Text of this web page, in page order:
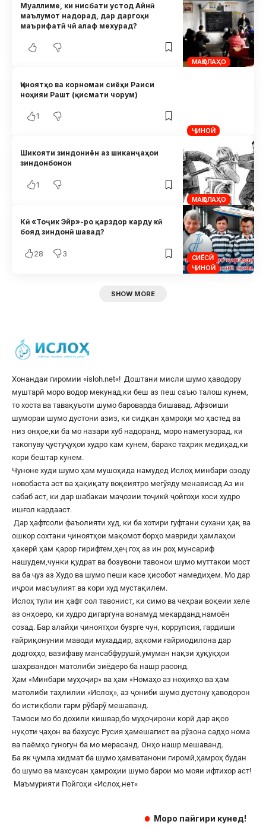
МАҚОЛАҲО
Муаллиме, ки нисбати устод Айнӣ
маълумот надорад, дар даргоҳи
маърифатӣ чӣ алаф мехурад?
ҶИНОӢ
Ҷиноятҳо ва корномаи сиёҳи Раиси
ноҳияи Рашт (қисмати чорум)
1
МАҚОЛАҲО
Шикояти зиндониён аз шиканҷаҳои
зиндонбонон
1
СИЁСӢ
ҶИНОӢ
Кӣ «Тоҷик Эйр»-ро қарздор карду кӣ
бояд зиндонӣ шавад?
28 3
SHOW MORE
Хонандаи гиромии «isloh.net«! Доштани мисли шумо ҳаводору
муштарӣ моро водор мекунад,ки беш аз пеш саъю талош кунем,
то хоста ва тавақуъоти шумо бароварда бишавад. Афзоиши
шумораи шумо дустони азиз, ки сидқан ҳамроҳи мо ҳастед ва
низ онҳое,ки ба мо назари хуб надоранд, моро намегузорад, ки
такопуву ҷустуҷуҳои худро кам кунем, баракс таҳрик медиҳад,ки
кори бештар кунем.
Чуноне худи шумо ҳам мушоҳида намудед Ислоҳ минбари озоду
новобаста аст ва ҳақиқату воқеиятро мегӯяду менависад.Аз ин
сабаб аст, ки дар шабакаи маҷозии тоҷикӣ ҷойгоҳи хоси худро
ишғол кардааст.
Дар ҳафтсоли фаъолияти худ, ки ба хотири гуфтани сухани ҳақ ва
ошкор сохтани ҷиноятҳои мақомот борҳо мавриди ҳамлаҳои
ҳакерӣ ҳам қарор гирифтем,ҳеҷ гоҳ аз ин роҳ мунсариф
нашудем,чунки қудрат ва бозувони тавонои шумо муттакои мост
ва ба ҷуз аз Худо ва шумо пеши касе ҳисобот намедиҳем. Мо дар
иҷрои масъулият ва кори худ мустақилем.
Ислоҳ тули ин ҳафт сол тавонист, ки симо ва чеҳраи воқеии хеле
аз онҳоеро, ки худро дигаргуна вонамуд мекарданд,намоён
созад. Бар алайҳи ҷиноятҳои бузрге чун, коррупсия, гардиши
ғайриқонунии маводи мухаддир, аҳкоми ғайриодилона дар
додгоҳҳо, вазифаву мансабфурушӣ,умуман нақзи ҳуқуқҳои
шаҳрвандон матолиби зиёдеро ба нашр расонд.
Ҳам «Минбари муҳоҷир» ва ҳам «Номаҳо аз ноҳияҳо ва ҳам
матолиби таҳлилии «Ислоҳ», аз ҷониби шумо дустону ҳаводорон
бо истиқболи гарм рӯбарӯ мешаванд.
Тамоси мо бо дохили кишвар,бо муҳоҷирони корӣ дар ақсо
нуқоти ҷаҳон ва бахусус Русия ҳамешагист ва рӯзона садҳо нома
ва паёмҳо гуногун ба мо мерасанд. Онҳо нашр мешаванд.
Ба як ҷумла хидмат ба шумо ҳамватанони гиромӣ,ҳамроҳ будан
бо шумо ва махсусан ҳамроҳии шумо барои мо мояи ифтихор аст!
Маъмурияти Пойгоҳи «Ислоҳ.нет«
Моро пайгири кунед!